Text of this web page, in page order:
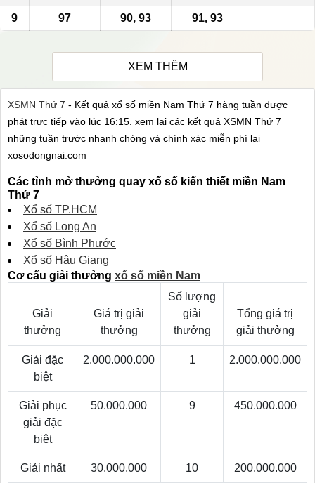
9 97 90, 93 91, 93
XEM THÊM
XSMN Thứ 7 - Kết quả xổ số miền Nam Thứ 7 hàng tuần được
phát trực tiếp vào lúc 16:15. xem lại các kết quả XSMN Thứ 7
những tuần trước nhanh chóng và chính xác miễn phí lại
xosodongnai.com
Các tỉnh mở thưởng quay xổ số kiến thiết miền Nam
Thứ 7
Xổ số TP.HCM
Xổ số Long An
Xổ số Bình Phước
Xổ số Hậu Giang
Cơ cấu giải thưởng xổ số miền Nam
Giải
thưởng
Giá trị giải
thưởng
Số lượng
giải
thưởng
Tổng giá trị
giải thưởng
Giải đặc
biệt
2.000.000.000 1 2.000.000.000
Giải phục
giải đặc
biệt
50.000.000 9 450.000.000
Giải nhất 30.000.000 10 200.000.000